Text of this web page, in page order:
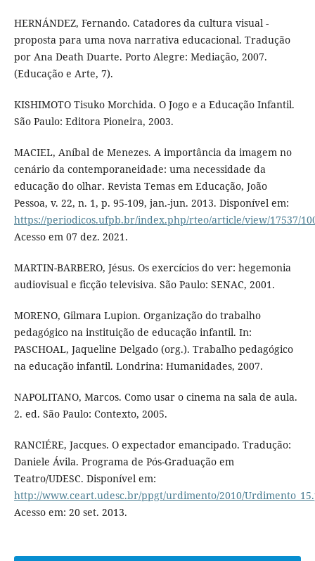
HERNÁNDEZ, Fernando. Catadores da cultura visual -
proposta para uma nova narrativa educacional. Tradução
por Ana Death Duarte. Porto Alegre: Mediação, 2007.
(Educação e Arte, 7).
KISHIMOTO Tisuko Morchida. O Jogo e a Educação Infantil.
São Paulo: Editora Pioneira, 2003.
MACIEL, Aníbal de Menezes. A importância da imagem no
cenário da contemporaneidade: uma necessidade da
educação do olhar. Revista Temas em Educação, João
Pessoa, v. 22, n. 1, p. 95-109, jan.-jun. 2013. Disponível em:
https://periodicos.ufpb.br/index.php/rteo/article/view/17537/
Acesso em 07 dez. 2021.
MARTIN-BARBERO, Jésus. Os exercícios do ver: hegemonia
audiovisual e ficção televisiva. São Paulo: SENAC, 2001.
MORENO, Gilmara Lupion. Organização do trabalho
pedagógico na instituição de educação infantil. In:
PASCHOAL, Jaqueline Delgado (org.). Trabalho pedagógico
na educação infantil. Londrina: Humanidades, 2007.
NAPOLITANO, Marcos. Como usar o cinema na sala de aula.
2. ed. São Paulo: Contexto, 2005.
RANCIÉRE, Jacques. O expectador emancipado. Tradução:
Daniele Ávila. Programa de Pós-Graduação em
Teatro/UDESC. Disponível em:
http://www.ceart.udesc.br/ppgt/urdimento/2010/
Acesso em: 20 set. 2013.